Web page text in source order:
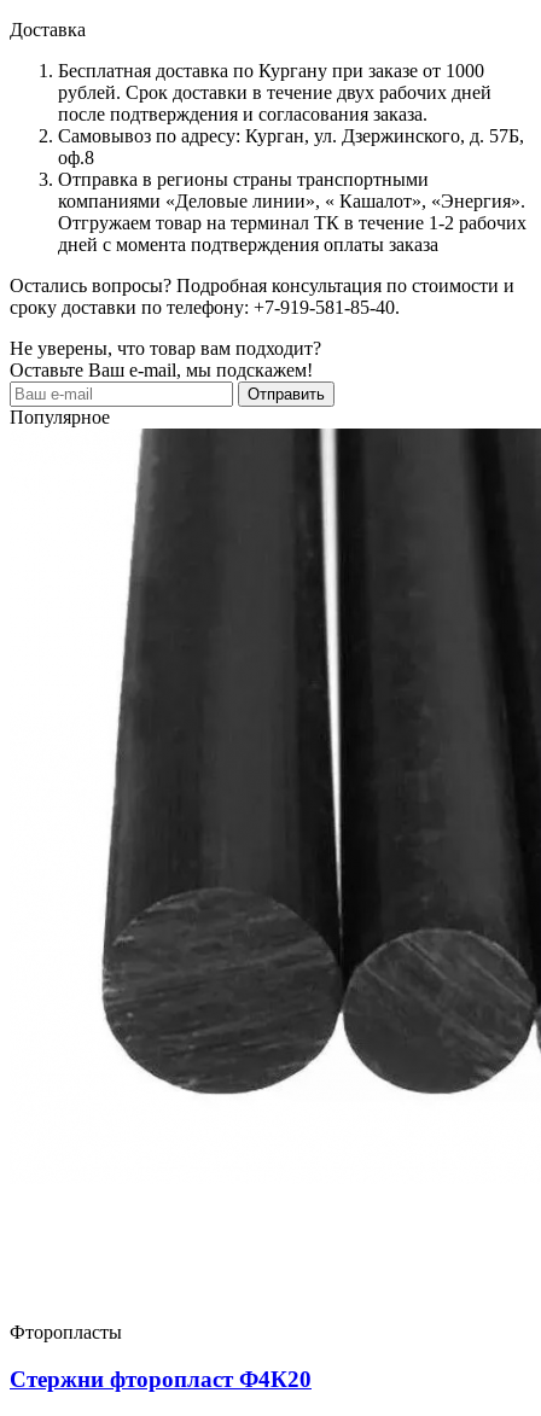
Доставка
Бесплатная доставка по Кургану при заказе от 1000
рублей. Срок доставки в течение двух рабочих дней
после подтверждения и согласования заказа.
Самовывоз по адресу: Курган, ул. Дзержинского, д. 57Б,
оф.8
Отправка в регионы страны транспортными
компаниями «Деловые линии», « Кашалот», «Энергия».
Отгружаем товар на терминал ТК в течение 1-2 рабочих
дней с момента подтверждения оплаты заказа
Остались вопросы? Подробная консультация по стоимости и
сроку доставки по телефону: +7-919-581-85-40.
Не уверены, что товар вам подходит?
Оставьте Ваш e-mail, мы подскажем!
Популярное
Фторопласты
Стержни фторопласт Ф4К20